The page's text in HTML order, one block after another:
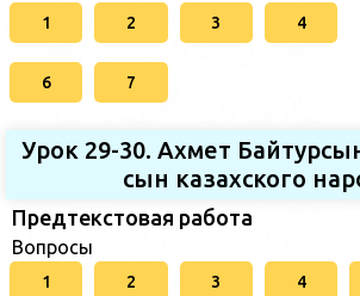
1 2 3 4
6 7
Урок 29-30. Ахмет
сын казахского
Предтекстовая работа
Вопросы
1 2 3 4